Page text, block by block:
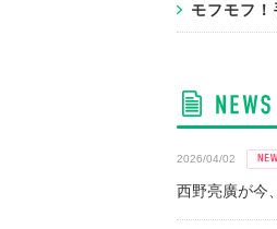
モフモフ
2026/04/02
西野亮廣が今